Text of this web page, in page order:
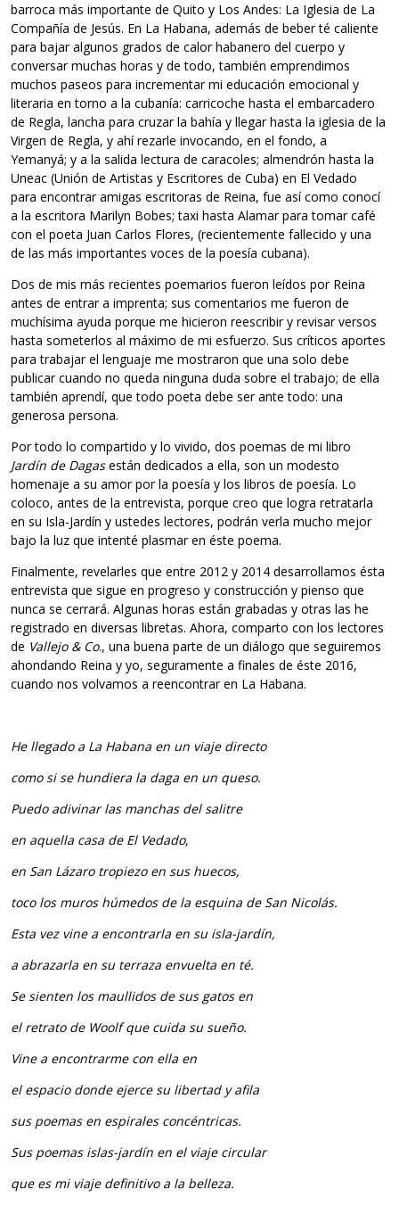
barroca más importante de Quito y Los Andes: La Iglesia de La
Compañía de Jesús. En La Habana, además de beber té caliente
para bajar algunos grados de calor habanero del cuerpo y
conversar muchas horas y de todo, también emprendimos
muchos paseos para incrementar mi educación emocional y
literaria en torno a la cubanía: carricoche hasta el embarcadero
de Regla, lancha para cruzar la bahía y llegar hasta la iglesia de la
Virgen de Regla, y ahí rezarle invocando, en el fondo, a
Yemanyá; y a la salida lectura de caracoles; almendrón hasta la
Uneac (Unión de Artistas y Escritores de Cuba) en El Vedado
para encontrar amigas escritoras de Reina, fue así como conocí
a la escritora Marilyn Bobes; taxi hasta Alamar para tomar café
con el poeta Juan Carlos Flores, (recientemente fallecido y una
de las más importantes voces de la poesía cubana).
Dos de mis más recientes poemarios fueron leídos por Reina
antes de entrar a imprenta; sus comentarios me fueron de
muchísima ayuda porque me hicieron reescribir y revisar versos
hasta someterlos al máximo de mi esfuerzo. Sus críticos aportes
para trabajar el lenguaje me mostraron que una solo debe
publicar cuando no queda ninguna duda sobre el trabajo; de ella
también aprendí, que todo poeta debe ser ante todo: una
generosa persona.
Por todo lo compartido y lo vivido, dos poemas de mi libro
Jardín de Dagasestán dedicados a ella, son un modesto
homenaje a su amor por la poesía y los libros de poesía. Lo
coloco, antes de la entrevista, porque creo que logra retratarla
en su Isla-Jardín y ustedes lectores, podrán verla mucho mejor
bajo la luz que intenté plasmar en éste poema.
Finalmente, revelarles que entre 2012 y 2014 desarrollamos ésta
entrevista que sigue en progreso y construcción y pienso que
nunca se cerrará. Algunas horas están grabadas y otras las he
registrado en diversas libretas. Ahora, comparto con los lectores
de Vallejo & Co., una buena parte de un diálogo que seguiremos
ahondando Reina y yo, seguramente a finales de éste 2016,
cuando nos volvamos a reencontrar en La Habana.
He llegado a La Habana en un viaje directo
como si se hundiera la daga en un queso.
Puedo adivinar las manchas del salitre
en aquella casa de El Vedado,
en San Lázaro tropiezo en sus huecos,
toco los muros húmedos de la esquina de San Nicolás.
Esta vez vine a encontrarla en su isla-jardín,
a abrazarla en su terraza envuelta en té.
Se sienten los maullidos de sus gatos en
el retrato de Woolf que cuida su sueño.
Vine a encontrarme con ella en
el espacio donde ejerce su libertad y afila
sus poemas en espirales concéntricas.
Sus poemas islas-jardín en el viaje circular
que es mi viaje definitivo a la belleza.